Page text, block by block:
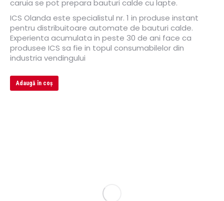
caruia se pot prepara bauturi calde cu lapte.
ICS Olanda este specialistul nr. 1 in produse instant
pentru distribuitoare automate de bauturi calde.
Experienta acumulata in peste 30 de ani face ca
produsee ICS sa fie in topul consumabilelor din
industria vendingului
Adaugă în coș